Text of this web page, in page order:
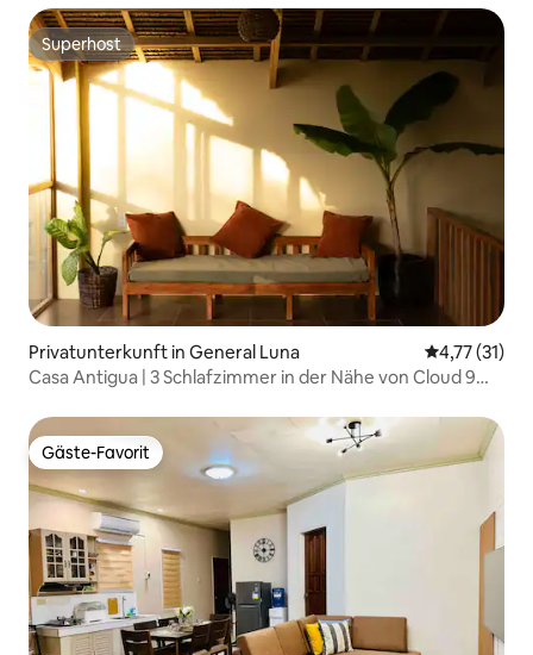
Superhost
Superhost
Privatunterkunft in General Luna
4,77 (31)
Casa Antigua | 3 Schlafzimmer in der Nähe von Cloud 9
Gäste-Favorit
Gäste-Favorit